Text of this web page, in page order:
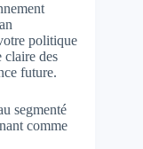
politique
claire des
future.
segmenté
comme